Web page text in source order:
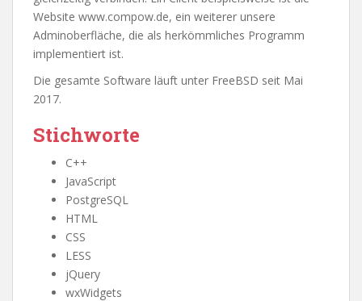
Website www.compow.de, ein weiterer unsere
Adminoberfläche, die als herkömmliches Programm
implementiert ist.
Die gesamte Software läuft unter FreeBSD seit Mai
2017.
Stichworte
C++
JavaScript
PostgreSQL
HTML
CSS
LESS
jQuery
wxWidgets